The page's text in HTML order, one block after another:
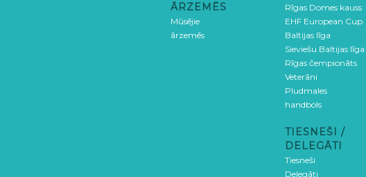
ĀRZEMĒS
Mūsējie
ārzemēs
Rīgas Domes kauss
EHF European Cup
Baltijas līga
Sieviešu Baltijas līga
Rīgas čempionāts
Veterāni
Pludmales
handbols
TIESNEŠI /
DELEGĀTI
Tiesneši
Delegāti